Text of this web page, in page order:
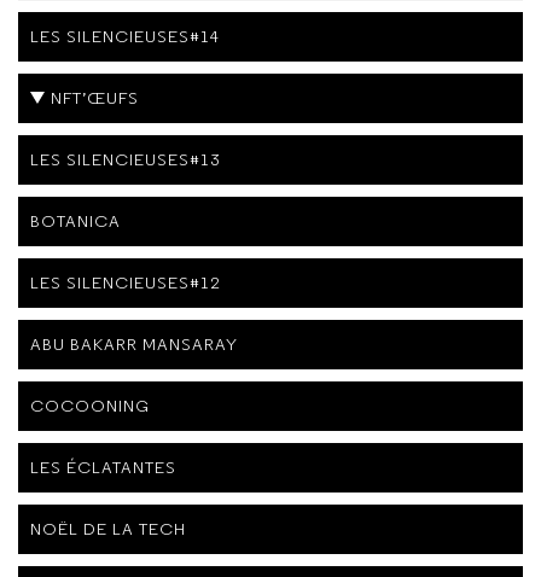
LES SILENCIEUSES#14
NFT’ŒUFS
LES SILENCIEUSES#13
BOTANICA
LES SILENCIEUSES#12
ABU BAKARR MANSARAY
COCOONING
LES ÉCLATANTES
NOËL DE LA TECH